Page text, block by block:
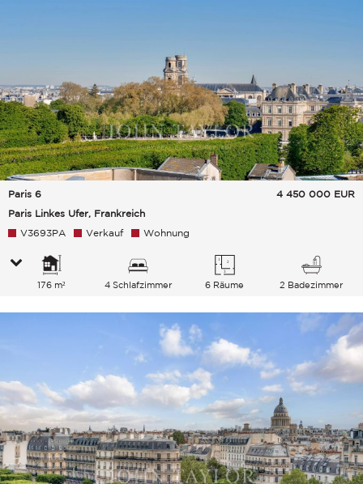
Paris 6
Paris Linkes Ufer, Frankreich
4 450 000 EUR
V3693PA Verkauf Wohnung
176 m² 4 Schlafzimmer 6 Räume 2 Badezimmer